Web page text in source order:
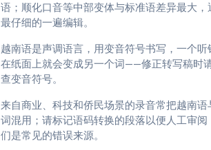
语；顺化口音等中部变体与标准语差异最大，
最仔细的一遍编辑。
越南语是声调语言，用变音符号书写，一个听
在纸面上就会变成另一个词——修正转写稿时
查变音符号。
来自商业、科技和侨民场景的录音常把越南语
词混用；请标记语码转换的段落以便人工审阅
们是常见的错误来源。